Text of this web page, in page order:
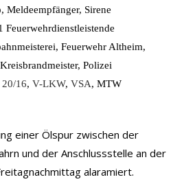
Meldeempfänger, Sirene
Feuerwehrdienstleistende
Feuerwehr Altheim,
Polizei
16, V-LKW, VSA, MTW
einer Ölspur zwischen der
und der Anschlussstelle an der
alaramiert.